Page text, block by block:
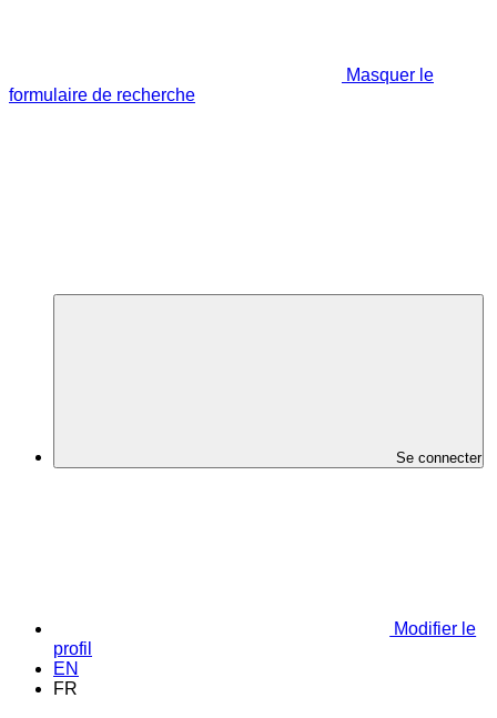
Masquer le
formulaire de recherche
Se connecter
Modifier le
profil
EN
FR